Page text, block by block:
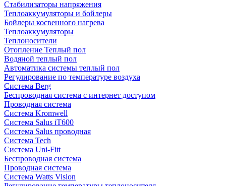
Стабилизаторы напряжения
Теплоаккумуляторы и бойлеры
Бойлеры косвенного нагрева
Теплоаккумуляторы
Теплоносители
Отопление Теплый пол
Водяной теплый пол
Автоматика системы теплый пол
Регулирование по температуре воздуха
Система Berg
Беспроводная система с интернет доступом
Проводная система
Система Kromwell
Система Salus iT600
Система Salus проводная
Система Tech
Система Uni-Fitt
Беспроводная система
Проводная система
Система Watts Vision